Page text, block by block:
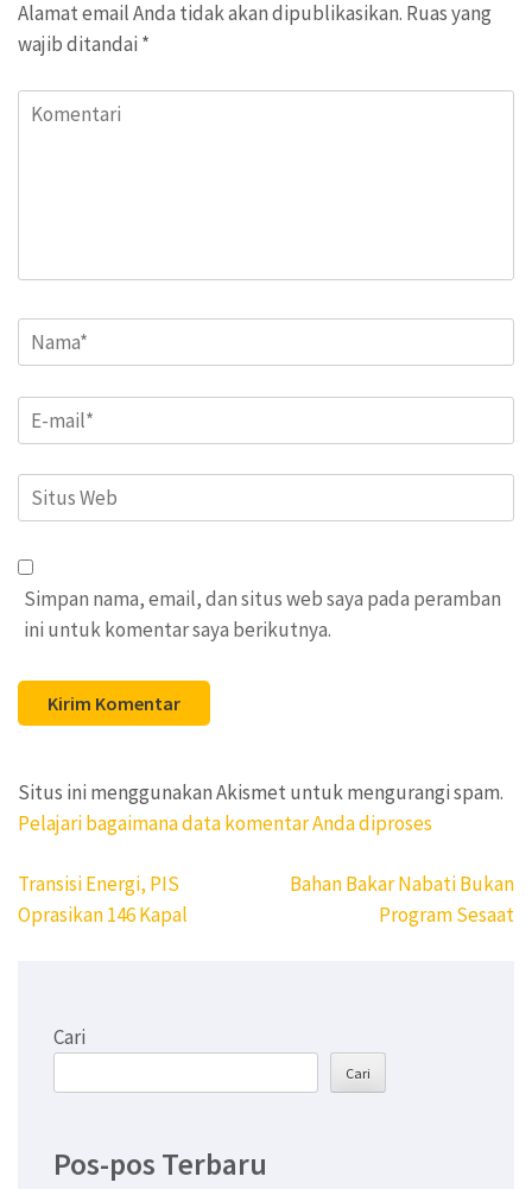
Alamat email Anda tidak akan dipublikasikan. Ruas yang
wajib ditandai *
Komentari
Name*
Email*
Situs
Web
Simpan nama, email, dan situs web saya pada peramban
ini untuk komentar saya berikutnya.
Situs ini menggunakan Akismet untuk mengurangi spam.
Pelajari bagaimana data komentar Anda diproses
Navigasi
pos
Transisi Energi, PIS
Oprasikan 146 Kapal
Bahan Bakar Nabati Bukan
Program Sesaat
Cari
Cari
Pos-pos Terbaru